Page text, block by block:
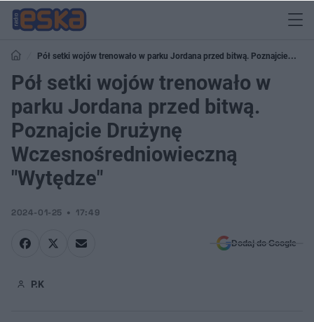
Pół setki wojów trenowało w parku Jordana przed bitwą. Poznajcie
Drużynę Wczesnośredniowieczną "Wytędze"
Pół setki wojów trenowało w
parku Jordana przed bitwą.
Poznajcie Drużynę
Wczesnośredniowieczną
"Wytędze"
2024-01-25 17:49
Dodaj do Google
P.K